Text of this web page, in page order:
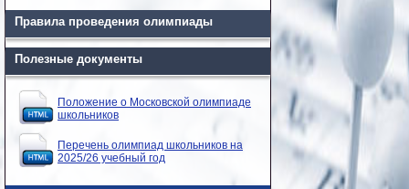
Правила проведения олимпиады
Полезные документы
Положение о Московской олимпиаде
школьников
Перечень олимпиад школьников на
2025/26 учебный год